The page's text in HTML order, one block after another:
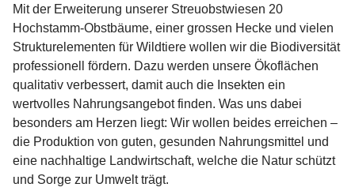
Mit der Erweiterung unserer Streuobstwiesen 20
Hochstamm-Obstbäume, einer grossen Hecke und vielen
Strukturelementen für Wildtiere wollen wir die Biodiversität
professionell fördern. Dazu werden unsere Ökoflächen
qualitativ verbessert, damit auch die Insekten ein
wertvolles Nahrungsangebot finden. Was uns dabei
besonders am Herzen liegt: Wir wollen beides erreichen –
die Produktion von guten, gesunden Nahrungsmittel und
eine nachhaltige Landwirtschaft, welche die Natur schützt
und Sorge zur Umwelt trägt.